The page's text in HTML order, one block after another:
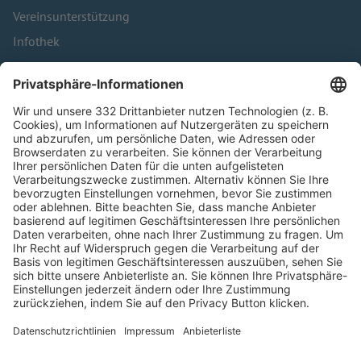
Vereinsunterstützung
Infothek
Kontakt
HÄUFIG BESUCHTE SEITEN
Pässe und Vereinswechsel
Trainerausbildung
Schulungsangebot Vereinsmitarbeiter
BFV-Geschäftsstellen
Trainerbörse
Login SpielPlus
FOLGE DEM BFV